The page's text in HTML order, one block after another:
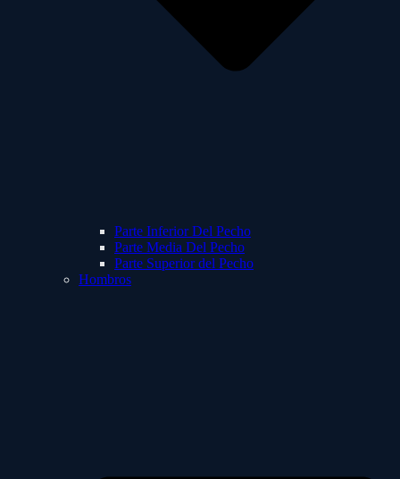
Parte Inferior Del Pecho
Parte Media Del Pecho
Parte Superior del Pecho
Hombros